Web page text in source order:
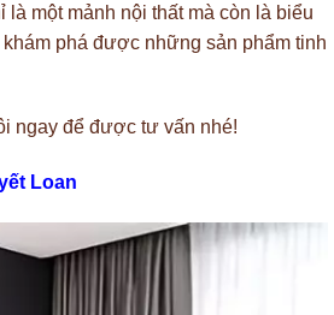
một mảnh nội thất mà còn là biểu
khám phá được những sản phẩm tinh
ngay để được tư vấn nhé!
Loan